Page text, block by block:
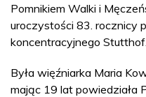
Pomnikiem Walki i
uroczystości 83. rocznicy
koncentracyjnego Stutthof.
Była więźniarka Maria
mając 19 lat powiedziała